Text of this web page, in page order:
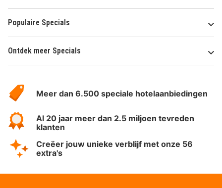
Populaire Specials
Ontdek meer Specials
HotelSpecials
Meer dan 6.500 speciale hotelaanbiedingen
Al 20 jaar meer dan 2.5 miljoen tevreden
klanten
Creëer jouw unieke verblijf met onze 56
extra's